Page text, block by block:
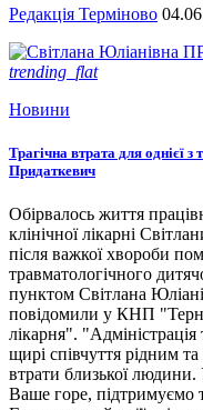
Редакція Терміново
trending_flat
Новини
Трагічна втрата для однієї
Придаткевич
Обірвалось життя
клінічної лікарні
після важкої хвороби
травматологічного
пунктом Світлана
повідомили у КНП
лікарня".
щирі співчуття рідним
втрати близької
Ваше горе, підтримуємо